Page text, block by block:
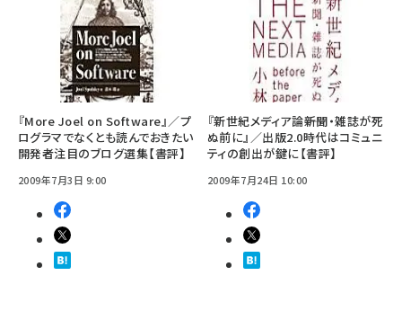
『More Joel on Software』／プ
ログラマでなくとも読んでおきたい
開発者注目のブログ選集【書評】
2009年7月3日 9:00
『新世紀メディア論――新聞・雑誌が死
ぬ前に』／出版2.0時代はコミュニ
ティの創出が鍵に【書評】
2009年7月24日 10:00